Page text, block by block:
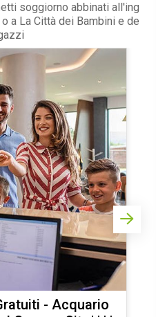
soggiorno abbinati all'ing
o a La Città dei Bambini e de
- Acquario